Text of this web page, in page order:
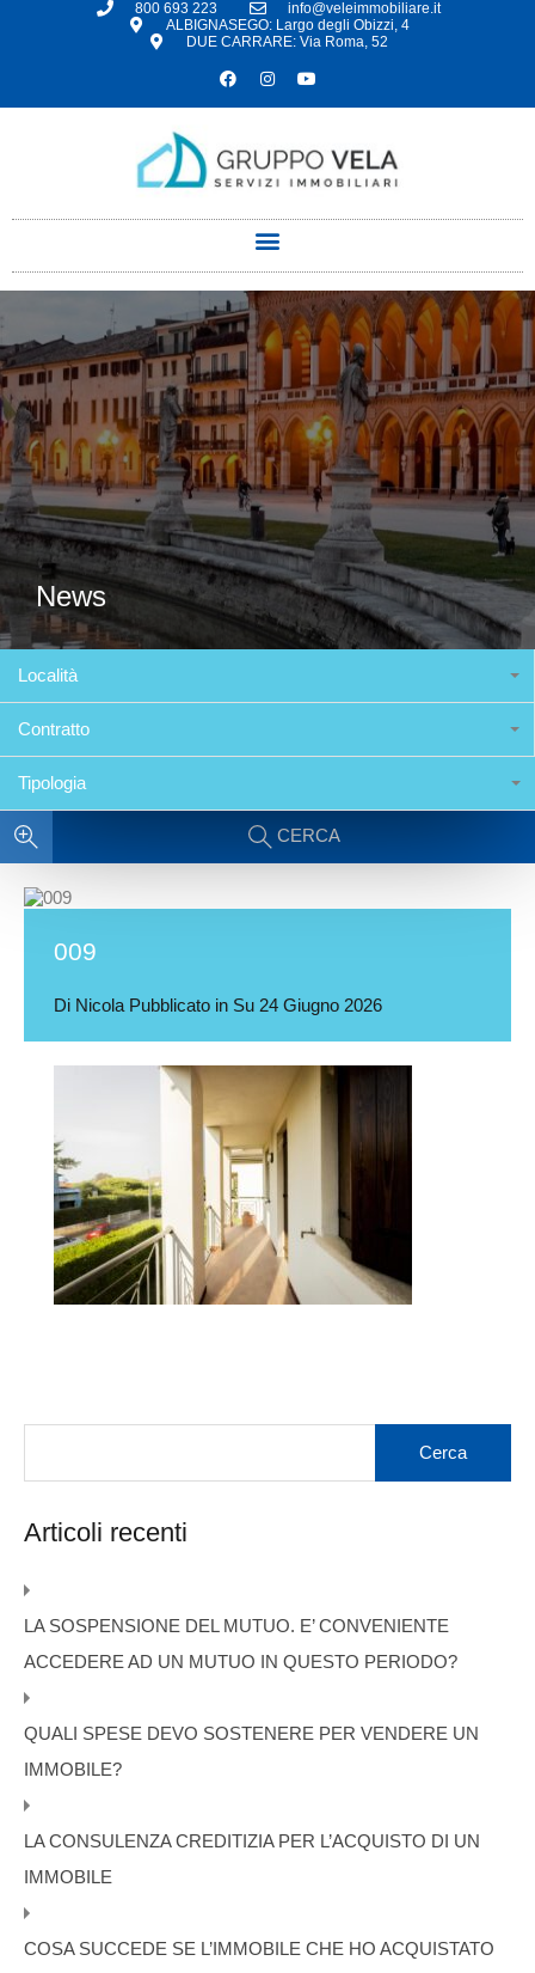
800 693 223
info@veleimmobiliare.it
ALBIGNASEGO: Largo degli Obizzi, 4
DUE CARRARE: Via Roma, 52
News
Località
Contratto
Tipologia
CERCA
009
Di Nicola Pubblicato in Su 24 Giugno 2026
Articoli recenti
LA SOSPENSIONE DEL MUTUO. E’ CONVENIENTE
ACCEDERE AD UN MUTUO IN QUESTO PERIODO?
QUALI SPESE DEVO SOSTENERE PER VENDERE UN
IMMOBILE?
LA CONSULENZA CREDITIZIA PER L’ACQUISTO DI UN
IMMOBILE
COSA SUCCEDE SE L’IMMOBILE CHE HO ACQUISTATO